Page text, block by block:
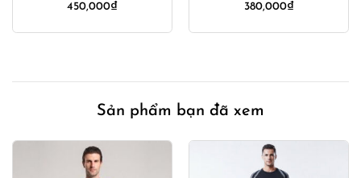
450,000₫ 380,000₫
Sản phẩm bạn đã xem